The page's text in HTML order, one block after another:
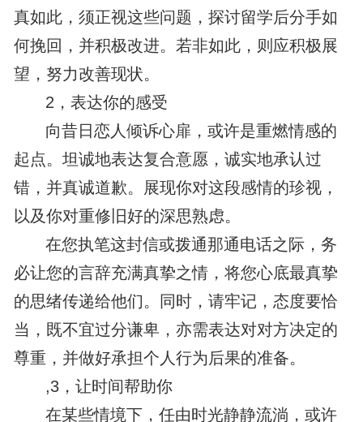
真如此，须正视这些问题，探讨留学后分手如
何挽回，并积极改进。若非如此，则应积极展
望，努力改善现状。
2，表达你的感受
向昔日恋人倾诉心扉，或许是重燃情感的
起点。坦诚地表达复合意愿，诚实地承认过
错，并真诚道歉。展现你对这段感情的珍视，
以及你对重修旧好的深思熟虑。
在您执笔这封信或拨通那通电话之际，务
必让您的言辞充满真挚之情，将您心底最真挚
的思绪传递给他们。同时，请牢记，态度要恰
当，既不宜过分谦卑，亦需表达对对方决定的
尊重，并做好承担个人行为后果的准备。
,3，让时间帮助你
在某些情境下，任由时光静静流淌，或许